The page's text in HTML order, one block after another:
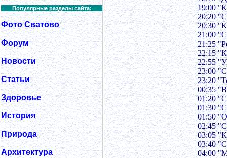
Популярные разделы сайта:
Фото Сватово
Форум
Новости
Статьи
Здоровье
История
Природа
Архитектура
19:00
20:20
20:30
21:00
21:25
22:15
22:55
23:00
23:20
00:35
01:20
01:30
01:50
02:45
03:05
03:40
04:00